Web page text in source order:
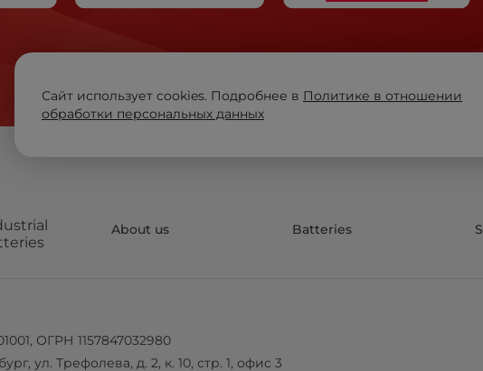
About us Batteries
ОГРН 1157847032980
ул. Трефолева, д. 2, к. 10, стр. 1, офис 3
Сайт использует cookies. Подробнее в Политике в отношении
обработки персональных данных